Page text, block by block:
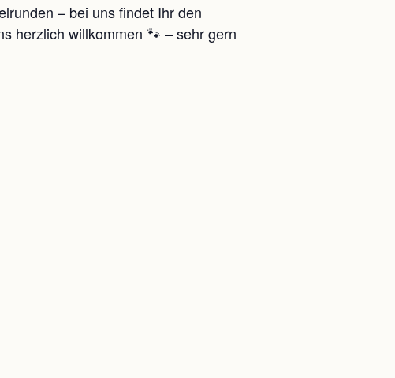
– bei uns findet Ihr den
herzlich willkommen 🐾 – sehr gern